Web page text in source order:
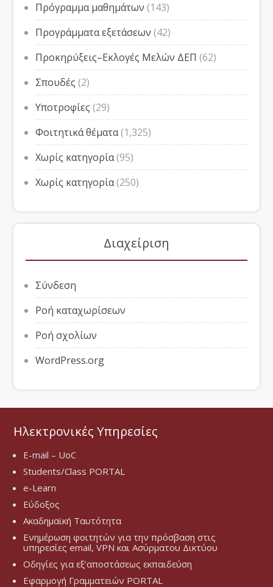
Πρόγραμμα μαθημάτων (143)
Προγράμματα εξετάσεων (42)
Προκηρύξεις–Εκλογές Μελών ΔΕΠ (62)
Σπουδές (2)
Υποτροφίες (29)
Φοιτητικά θέματα(1,325)
Χωρίς κατηγορία(95)
Χωρίς κατηγορία(250)
Διαχείριση
Σύνδεση
Ροή καταχωρίσεων
Ροή σχολίων
WordPress.org
Ηλεκτρονικές Υπηρεσίες
E-mail – UoC
Students/Class PORTAL
e-Learn
Εύδοξος
Ακαδημαϊκή Ταυτότητα
Ενημέρωση φοιτητών για την πρόσβαση στις
υπηρεσίες email, VPN και Ασύρματου Δικτύου
Οδηγίες για εξ’αποστάσεως εκπαιδεύση
Εφαρμογή Γραμματειών PORTAL